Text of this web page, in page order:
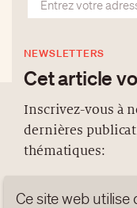
dernières
NEWS
TRENDS TO
NEWSLETTERS
PROTECTION DES
Conçu parAntistatique
Ce site web